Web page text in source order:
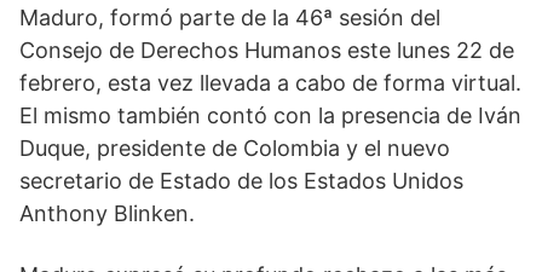
Maduro, formó parte de la 46ª sesión del
Consejo de Derechos Humanos este lunes 22 de
febrero, esta vez llevada a cabo de forma virtual.
El mismo también contó con la presencia de Iván
Duque, presidente de Colombia y el nuevo
secretario de Estado de los Estados Unidos
Anthony Blinken.